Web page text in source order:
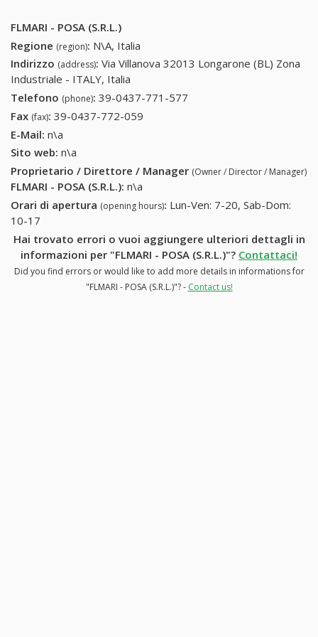
FLMARI - POSA (S.R.L.)
Regione (region): N\A, Italia
Indirizzo (address): Via Villanova 32013 Longarone (BL) Zona
Industriale - ITALY, Italia
Telefono (phone): 39-0437-771-577
Fax (fax): 39-0437-772-059
E-Mail: n\a
Sito web: n\a
Proprietario / Direttore / Manager (Owner / Director / Manager)
FLMARI - POSA (S.R.L.): n\a
Orari di apertura (opening hours): Lun-Ven: 7-20, Sab-Dom:
10-17
Hai trovato errori o vuoi aggiungere ulteriori dettagli in
informazioni per "FLMARI - POSA (S.R.L.)"? Contattaci!
Did you find errors or would like to add more details in informations for
"FLMARI - POSA (S.R.L.)"? - Contact us!